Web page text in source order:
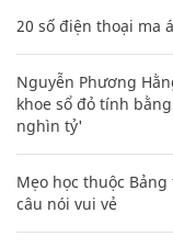
20 số điện thoại ma
Nguyễn Phương
khoe sổ đỏ tính
nghìn tỷ'
Mẹo học thuộc
câu nói vui vẻ